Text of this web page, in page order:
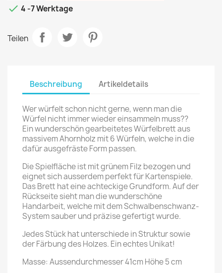
 4 -7 Werktage
Teilen
Beschreibung Artikeldetails
Wer würfelt schon nicht gerne, wenn man die
Würfel nicht immer wieder einsammeln muss??
Ein wunderschön gearbeitetes Würfelbrett aus
massivem Ahornholz mit 6 Würfeln, welche in die
dafür ausgefräste Form passen.
Die Spielfläche ist mit grünem Filz bezogen und
eignet sich ausserdem perfekt für Kartenspiele.
Das Brett hat eine achteckige Grundform. Auf der
Rückseite sieht man die wunderschöne
Handarbeit, welche mit dem Schwalbenschwanz-
System sauber und präzise gefertigt wurde.
Jedes Stück hat unterschiede in Struktur sowie
der Färbung des Holzes. Ein echtes Unikat!
Masse: Aussendurchmesser 41cm Höhe 5 cm